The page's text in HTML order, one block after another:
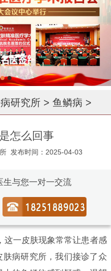
研究所 > 鱼鳞病 >
怎么回事
发布时间：2025-04-03
生与您一对一交流
一皮肤现象常常让患者感
病研究所，我们接诊了众